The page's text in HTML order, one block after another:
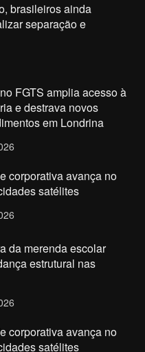
brasileiros ainda
separação e
FGTS amplia acesso à
e destrava novos
em Londrina
corporativa avança no
satélites
da merenda escolar
estrutural nas
corporativa avança no
satélites